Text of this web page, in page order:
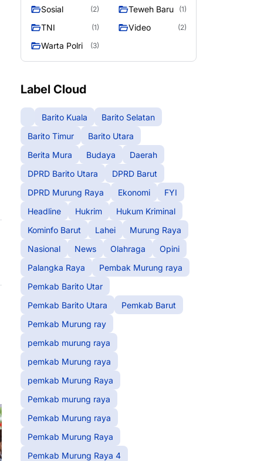
Raya
Seasen 2
Sosial (2) Teweh Baru (1)
TNI (1) Video (2)
Warta Polri (3)
Label Cloud
Barito Kuala
Barito Selatan
Barito Timur
Barito Utara
Berita Mura
Budaya
Daerah
DPRD Barito Utara
DPRD Barut
DPRD Murung Raya
Ekonomi
FYI
Headline
Hukrim
Hukum Kriminal
Kominfo Barut
Lahei
Murung Raya
Nasional
News Olahraga
Opini
Palangka Raya
Pembak Murung raya
Pemkab Barito Utar
Pemkab Barito Utara
Pemkab Barut
Pemkab Murung ray
pemkab murung raya
pemkab Murung raya
pemkab Murung Raya
Pemkab murung raya
Pemkab Murung raya
Pemkab Murung Raya
Pemkab Murung Raya 4